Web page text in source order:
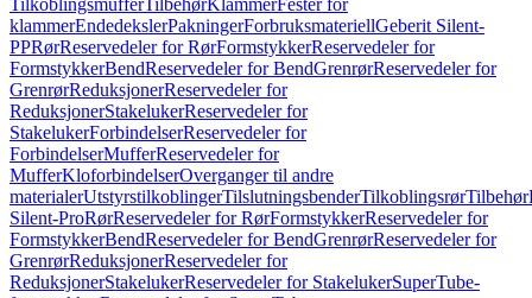
TilkoblingsmufferTilbehørKlammerFester for
klammerEndedekslerPakningerForbruksmateriellGeberit Silent-
PPRørReservedeler for RørFormstykkerReservedeler for
FormstykkerBendReservedeler for BendGrenrørReservedeler for
GrenrørReduksjonerReservedeler for
ReduksjonerStakelukerReservedeler for
StakelukerForbindelserReservedeler for
ForbindelserMufferReservedeler for
MufferKloforbindelserOverganger til andre
materialerUtstyrstilkoblingerTilslutningsbenderTilkoblingsrørTilbehør
Silent-ProRørReservedeler for RørFormstykkerReservedeler for
FormstykkerBendReservedeler for BendGrenrørReservedeler for
GrenrørReduksjonerReservedeler for
ReduksjonerStakelukerReservedeler for StakelukerSuperTube-